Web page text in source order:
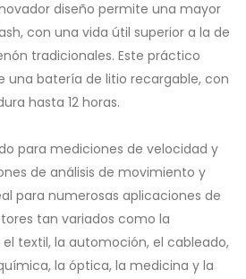
diseño permite una mayor
con una vida útil superior a la de
tradicionales. Este práctico
una batería de litio recargable, con
hasta 12 horas.
para mediciones de velocidad y
de análisis de movimiento y
para numerosas aplicaciones de
tan variados como la
textil, la automoción, el cableado,
la óptica, la medicina y la